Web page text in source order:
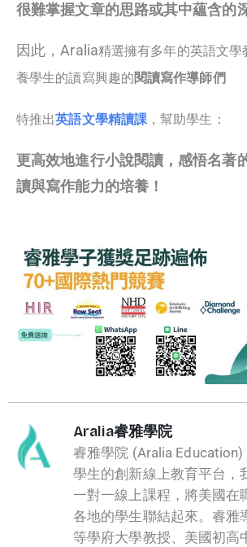
很難掌握文章的思路或其中蘊含的
因此，Aralia精選擁有多年的英語文
養學生的讀寫興趣的閱讀寫作導師們
特推出英語文學精讀課 ，幫助學生：
更高效地進行小說閱讀，感悟名著
讀與寫作能力的培養！
Aralia睿雅學院
睿雅學院 (Aralia
學生的創新線上教育平台，
一對一線上課程，將美國在
各地的學生聯結起來。睿雅
等學府大學教授、美國初高